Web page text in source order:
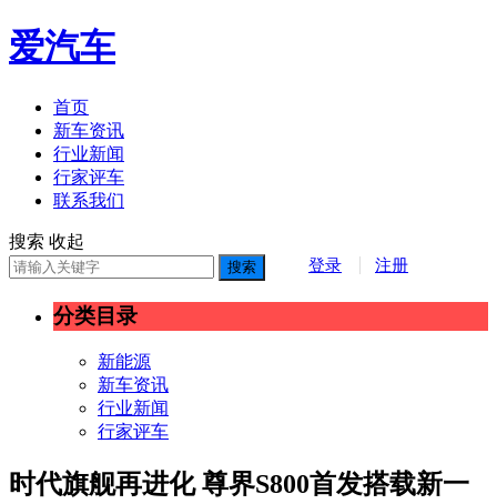
爱汽车
首页
新车资讯
行业新闻
行家评车
联系我们
登录 注册
搜索 收起
搜索
分类目录
新能源
新车资讯
行业新闻
行家评车
时代旗舰再进化 尊界S800首发搭载新一